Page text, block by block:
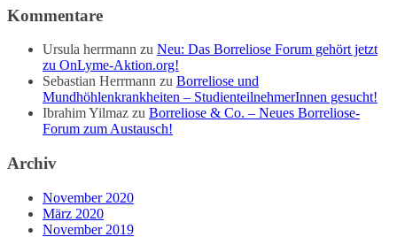
Kommentare
Ursula herrmann zu Neu: Das Borreliose Forum gehört jetzt
zu OnLyme-Aktion.org!
Sebastian Herrmann zu Borreliose und
Mundhöhlenkrankheiten – StudienteilnehmerInnen gesucht!
Ibrahim Yilmaz zu Borreliose & Co. – Neues Borreliose-
Forum zum Austausch!
Archiv
November 2020
März 2020
November 2019